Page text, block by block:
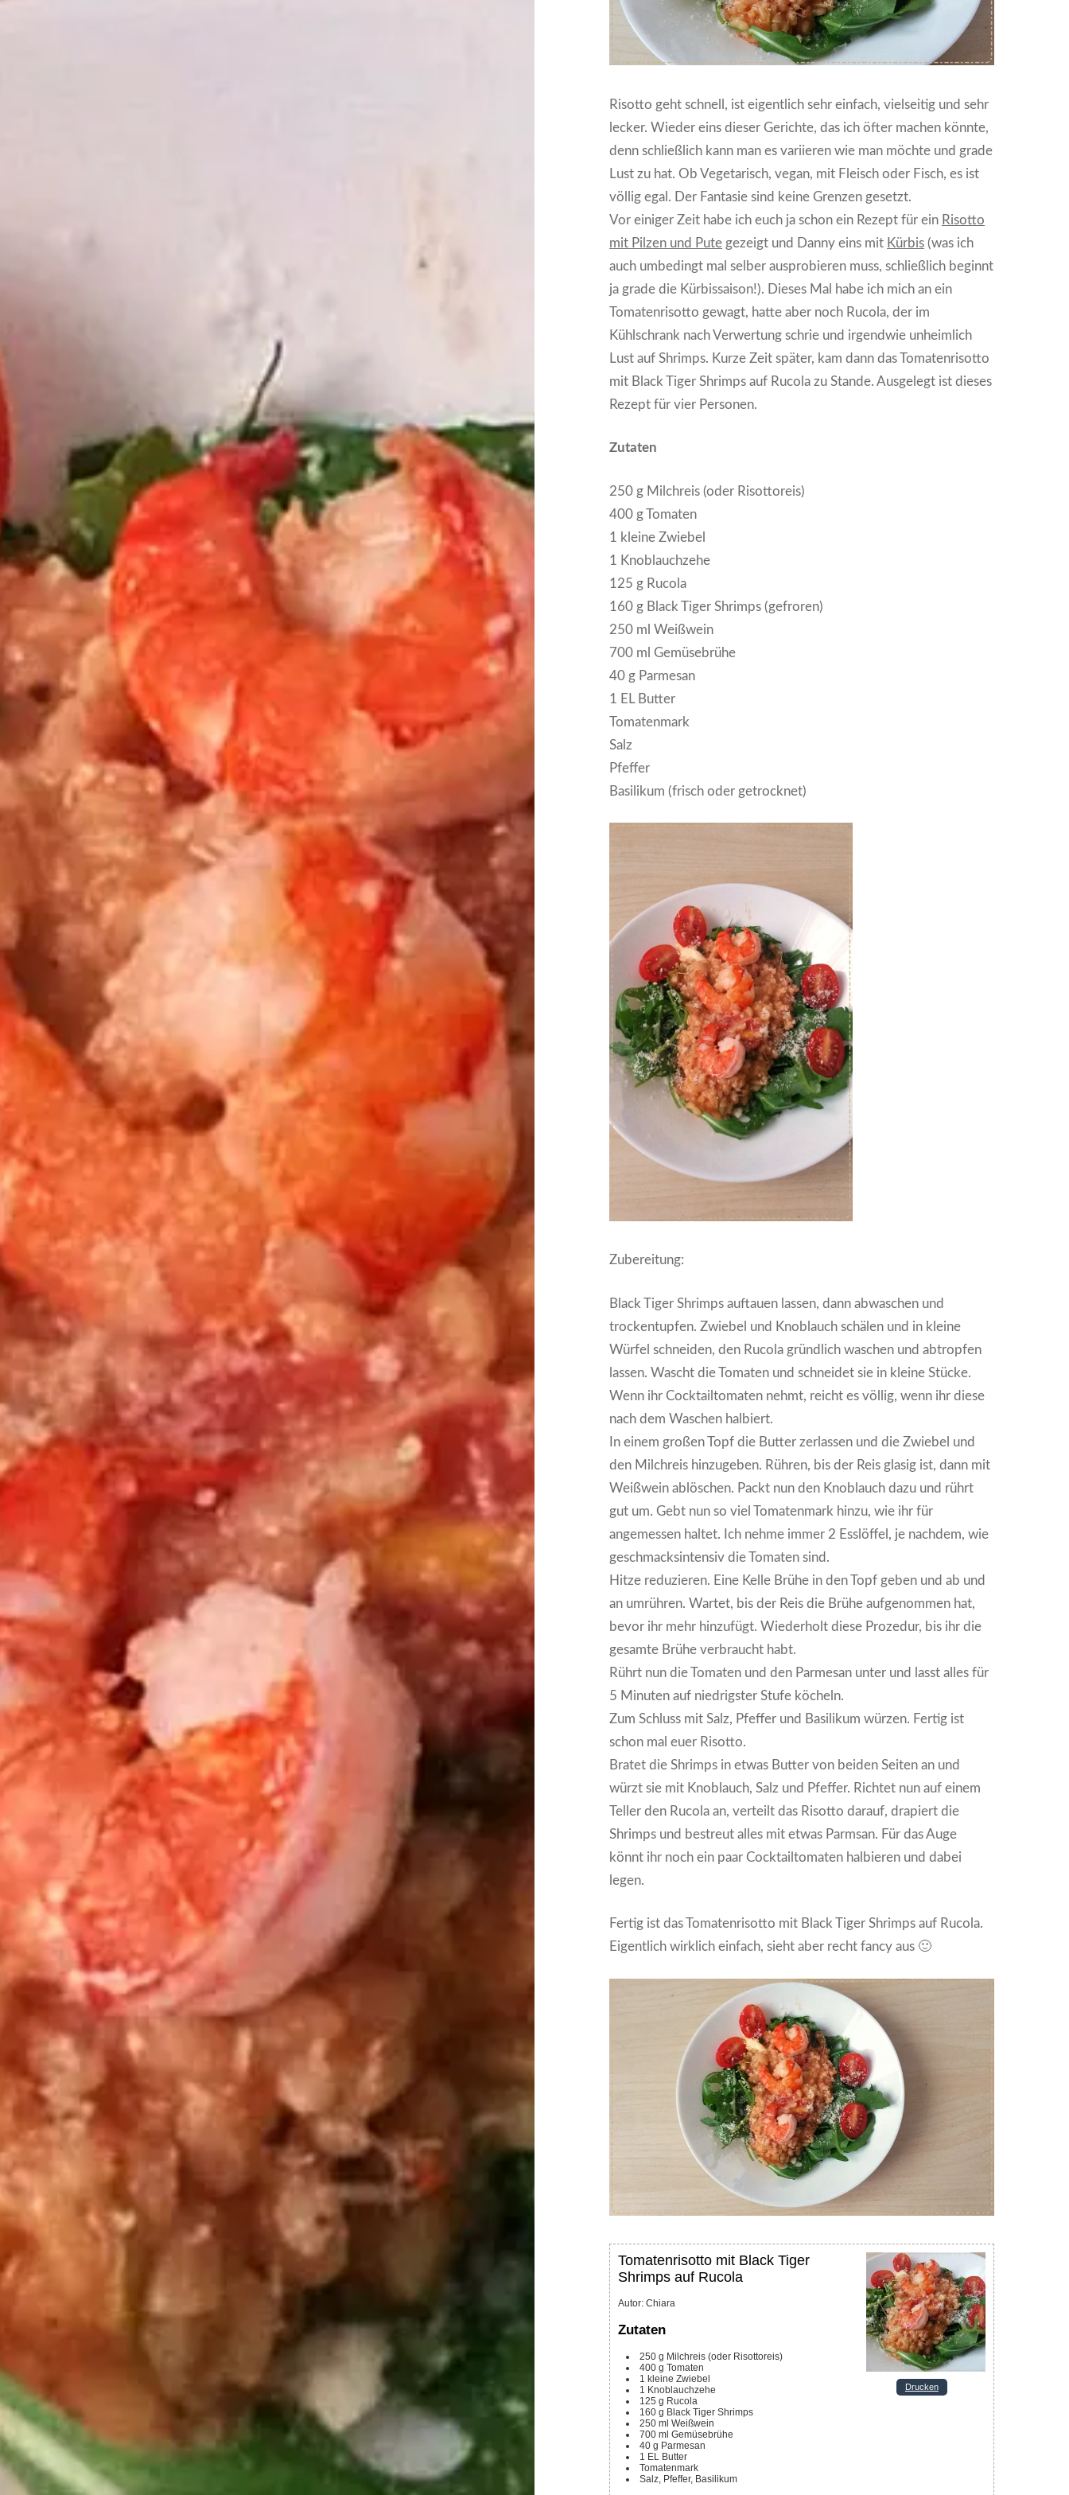
Risotto geht schnell, ist eigentlich sehr einfach, vielseitig und sehr
lecker. Wieder eins dieser Gerichte, das ich öfter machen könnte,
denn schließlich kann man es variieren wie man möchte und grade
Lust zu hat. Ob Vegetarisch, vegan, mit Fleisch oder Fisch, es ist
völlig egal. Der Fantasie sind keine Grenzen gesetzt.
Vor einiger Zeit habe ich euch ja schon ein Rezept für ein Risotto
mit Pilzen und Pute gezeigt und Danny eins mit Kürbis (was ich
auch umbedingt mal selber ausprobieren muss, schließlich beginnt
ja grade die Kürbissaison!). Dieses Mal habe ich mich an ein
Tomatenrisotto gewagt, hatte aber noch Rucola, der im
Kühlschrank nach Verwertung schrie und irgendwie unheimlich
Lust auf Shrimps. Kurze Zeit später, kam dann das Tomatenrisotto
mit Black Tiger Shrimps auf Rucola zu Stande. Ausgelegt ist dieses
Rezept für vier Personen.
Zutaten
250 g Milchreis (oder Risottoreis)
400 g Tomaten
1 kleine Zwiebel
1 Knoblauchzehe
125 g Rucola
160 g Black Tiger Shrimps (gefroren)
250 ml Weißwein
700 ml Gemüsebrühe
40 g Parmesan
1 EL Butter
Tomatenmark
Salz
Pfeffer
Basilikum (frisch oder getrocknet)
Zubereitung:
Black Tiger Shrimps auftauen lassen, dann abwaschen und
trockentupfen. Zwiebel und Knoblauch schälen und in kleine
Würfel schneiden, den Rucola gründlich waschen und abtropfen
lassen. Wascht die Tomaten und schneidet sie in kleine Stücke.
Wenn ihr Cocktailtomaten nehmt, reicht es völlig, wenn ihr diese
nach dem Waschen halbiert.
In einem großen Topf die Butter zerlassen und die Zwiebel und
den Milchreis hinzugeben. Rühren, bis der Reis glasig ist, dann mit
Weißwein ablöschen. Packt nun den Knoblauch dazu und rührt
gut um. Gebt nun so viel Tomatenmark hinzu, wie ihr für
angemessen haltet. Ich nehme immer 2 Esslöffel, je nachdem, wie
geschmacksintensiv die Tomaten sind.
Hitze reduzieren. Eine Kelle Brühe in den Topf geben und ab und
an umrühren. Wartet, bis der Reis die Brühe aufgenommen hat,
bevor ihr mehr hinzufügt. Wiederholt diese Prozedur, bis ihr die
gesamte Brühe verbraucht habt.
Rührt nun die Tomaten und den Parmesan unter und lasst alles für
5 Minuten auf niedrigster Stufe köcheln.
Zum Schluss mit Salz, Pfeffer und Basilikum würzen. Fertig ist
schon mal euer Risotto.
Bratet die Shrimps in etwas Butter von beiden Seiten an und
würzt sie mit Knoblauch, Salz und Pfeffer. Richtet nun auf einem
Teller den Rucola an, verteilt das Risotto darauf, drapiert die
Shrimps und bestreut alles mit etwas Parmsan. Für das Auge
könnt ihr noch ein paar Cocktailtomaten halbieren und dabei
legen.
Fertig ist das Tomatenrisotto mit Black Tiger Shrimps auf Rucola.
Eigentlich wirklich einfach, sieht aber recht fancy aus 🙂
Drucken
Tomatenrisotto mit Black Tiger
Shrimps auf Rucola
Autor:Chiara
Zutaten
250 g Milchreis (oder Risottoreis)
400 g Tomaten
1 kleine Zwiebel
1 Knoblauchzehe
125 g Rucola
160 g Black Tiger Shrimps
250 ml Weißwein
700 ml Gemüsebrühe
40 g Parmesan
1 EL Butter
Tomatenmark
Salz, Pfeffer, Basilikum